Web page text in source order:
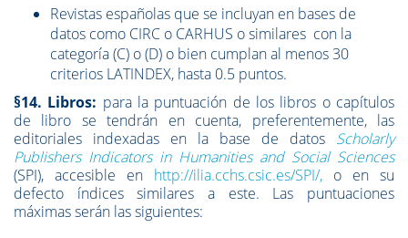
Revistas españolas que se incluyan en bases de
datos como CIRC o CARHUS o similares con la
categoría (C) o (D) o bien cumplan al menos 30
criterios LATINDEX, hasta 0.5 puntos.
§14. Libros: para la puntuación de los libros o capítulos
de libro se tendrán en cuenta, preferentemente, las
editoriales indexadas en la base de datos Scholarly
Publishers Indicators in Humanities and Social Sciences
(SPI), accesible en http://ilia.cchs.csic.es/SPI/, o en su
defecto índices similares a este. Las puntuaciones
máximas serán las siguientes: